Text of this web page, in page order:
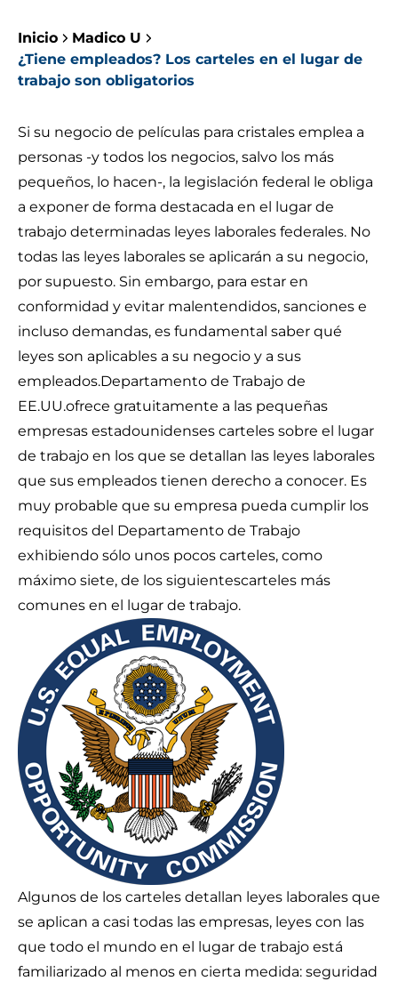
Inicio
Madico U
¿Tiene empleados? Los carteles en el lugar de
trabajo son obligatorios
Si su negocio de películas para cristales emplea a
personas -y todos los negocios, salvo los más
pequeños, lo hacen-, la legislación federal le obliga
a exponer de forma destacada en el lugar de
trabajo determinadas leyes laborales federales. No
todas las leyes laborales se aplicarán a su negocio,
por supuesto. Sin embargo, para estar en
conformidad y evitar malentendidos, sanciones e
incluso demandas, es fundamental saber qué
leyes son aplicables a su negocio y a sus
empleados.Departamento de Trabajo de
EE.UU.ofrece gratuitamente a las pequeñas
empresas estadounidenses carteles sobre el lugar
de trabajo en los que se detallan las leyes laborales
que sus empleados tienen derecho a conocer. Es
muy probable que su empresa pueda cumplir los
requisitos del Departamento de Trabajo
exhibiendo sólo unos pocos carteles, como
máximo siete, de los siguientescarteles más
comunes en el lugar de trabajo.
Algunos de los carteles detallan leyes laborales que
se aplican a casi todas las empresas, leyes con las
que todo el mundo en el lugar de trabajo está
familiarizado al menos en cierta medida: seguridad